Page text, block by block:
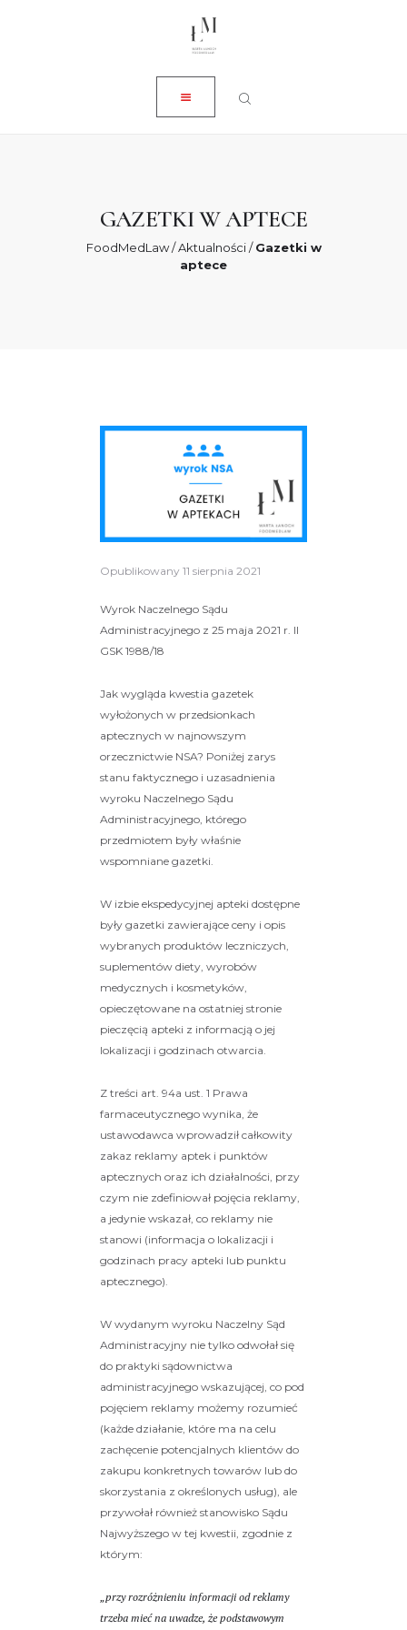
GAZETKI W APTECE
FoodMedLaw/Aktualności/Gazetki w
aptece
KONTAKT
0 ZŁ
Opublikowany 11 sierpnia 2021
Wyrok Naczelnego Sądu
Administracyjnego z 25 maja 2021 r. II
GSK 1988/18
Jak wygląda kwestia gazetek
wyłożonych w przedsionkach
aptecznych w najnowszym
orzecznictwie NSA? Poniżej zarys
stanu faktycznego i uzasadnienia
wyroku Naczelnego Sądu
Administracyjnego, którego
przedmiotem były właśnie
wspomniane gazetki.
W izbie ekspedycyjnej apteki dostępne
były gazetki zawierające ceny i opis
wybranych produktów leczniczych,
suplementów diety, wyrobów
medycznych i kosmetyków,
opieczętowane na ostatniej stronie
pieczęcią apteki z informacją o jej
lokalizacji i godzinach otwarcia.
Z treści art. 94a ust. 1 Prawa
farmaceutycznego wynika, że
ustawodawca wprowadził całkowity
zakaz reklamy aptek i punktów
aptecznych oraz ich działalności, przy
czym nie zdefiniował pojęcia reklamy,
a jedynie wskazał, co reklamy nie
stanowi (informacja o lokalizacji i
godzinach pracy apteki lub punktu
aptecznego).
W wydanym wyroku Naczelny Sąd
Administracyjny nie tylko odwołał się
do praktyki sądownictwa
administracyjnego wskazującej, co pod
pojęciem reklamy możemy rozumieć
(każde działanie, które ma na celu
zachęcenie potencjalnych klientów do
zakupu konkretnych towarów lub do
skorzystania z określonych usług), ale
przywołał również stanowisko Sądu
Najwyższego w tej kwestii, zgodnie z
którym:
„przy rozróżnieniu informacji od reklamy
trzeba mieć na uwadze, że podstawowym